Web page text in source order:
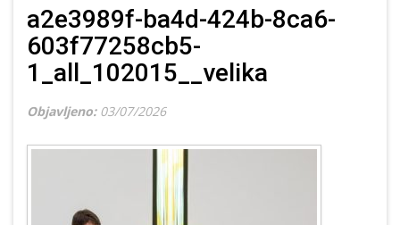
a2e3989f-ba4d-424b-8ca6-
603f77258cb5-
1_all_102015__velika
Objavljeno: 03/07/2026